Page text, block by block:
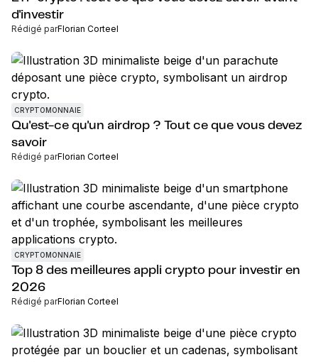
d'investir
Rédigé parFlorian Corteel
CRYPTOMONNAIE
Qu'est-ce qu'un airdrop ? Tout ce que vous devez
savoir
Rédigé parFlorian Corteel
CRYPTOMONNAIE
Top 8 des meilleures appli crypto pour investir en
2026
Rédigé parFlorian Corteel